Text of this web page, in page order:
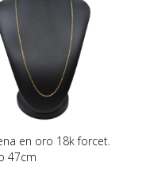
en oro 18k forcet.
47cm